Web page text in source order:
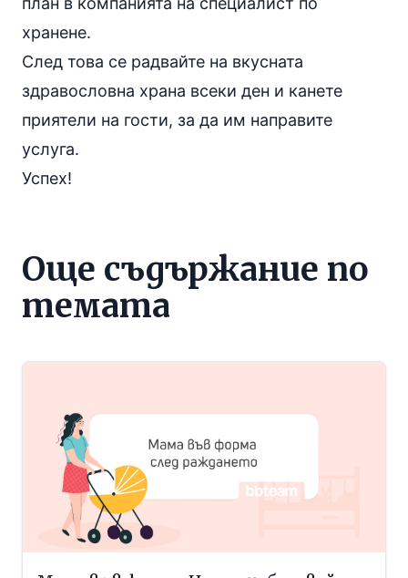
хранене.
След това се радвайте на вкусната
здравословна храна всеки ден и канете
приятели на гости, за да им направите
услуга.
Успех!
Още съдържание по
темата